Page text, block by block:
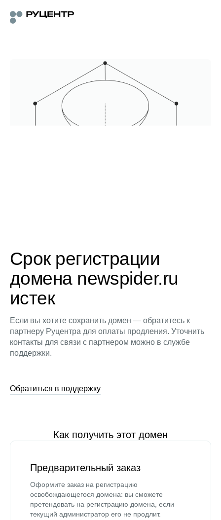
Срок регистрации
домена newspider.ru
истек
Если вы хотите сохранить домен — обратитесь к
партнеру Руцентра для оплаты продления. Уточнить
контакты для связи с партнером можно в службе
поддержки.
Обратиться в поддержку
Как получить этот домен
Предварительный заказ
Оформите заказ на регистрацию
освобождающегося домена: вы сможете
претендовать на регистрацию домена, если
текущий администратор его не продлит.